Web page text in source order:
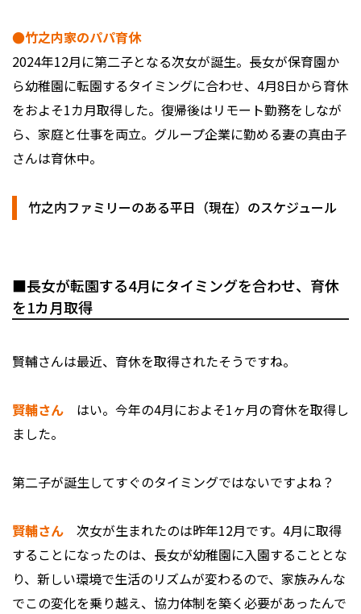
●竹之内家のパパ育休
2024年12月に第二子となる次女が誕生。長女が保育園か
ら幼稚園に転園するタイミングに合わせ、4月8日から育休
をおよそ1カ月取得した。復帰後はリモート勤務をしなが
ら、家庭と仕事を両立。グループ企業に勤める妻の真由子
さんは育休中。
竹之内ファミリーのある平日（現在）のスケジュール
■長女が転園する4月にタイミングを合わせ、育休
を1カ月取得
――賢輔さんは最近、育休を取得されたそうですね。
賢輔さん はい。今年の4月におよそ1ヶ月の育休を取得し
ました。
――第二子が誕生してすぐのタイミングではないですよね？
賢輔さん 次女が生まれたのは昨年12月です。4月に取得
することになったのは、長女が幼稚園に入園することとな
り、新しい環境で生活のリズムが変わるので、家族みんな
でこの変化を乗り越え、協力体制を築く必要があったんで